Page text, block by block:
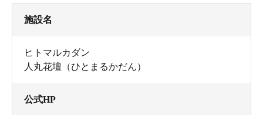
施設名
ヒトマルカダン
人丸花壇（ひとまるかだん）
公式HP